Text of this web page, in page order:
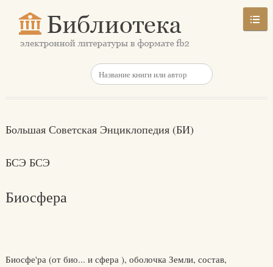
Большая Советская Энциклопедия (БИ)
БСЭ БСЭ
Биосфера
Биосфе'ра (от био... и сфера ), оболочка Земли, состав,